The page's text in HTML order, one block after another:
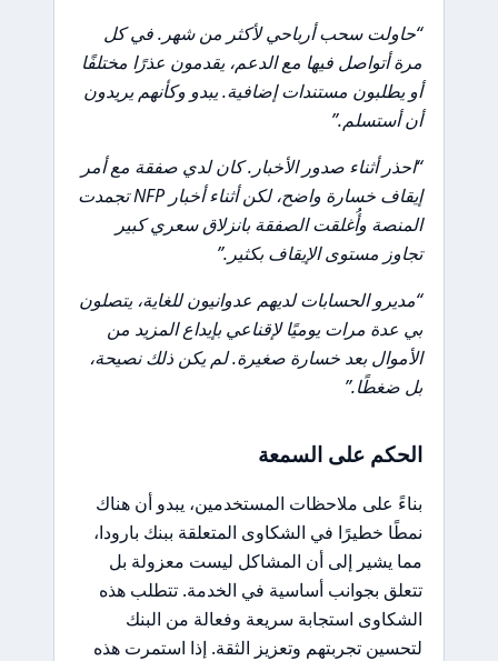
“حاولت سحب أرباحي لأكثر من شهر. في كل
مرة أتواصل فيها مع الدعم، يقدمون عذرًا مختلفًا
أو يطلبون مستندات إضافية. يبدو وكأنهم يريدون
أن أستسلم.”
“احذر أثناء صدور الأخبار. كان لدي صفقة مع أمر
إيقاف خسارة واضح، لكن أثناء أخبار NFP تجمدت
المنصة وأُغلقت الصفقة بانزلاق سعري كبير
تجاوز مستوى الإيقاف بكثير.”
“مديرو الحسابات لديهم عدوانيون للغاية، يتصلون
بي عدة مرات يوميًا لإقناعي بإيداع المزيد من
الأموال بعد خسارة صغيرة. لم يكن ذلك نصيحة،
بل ضغطًا.”
الحكم على السمعة
بناءً على ملاحظات المستخدمين، يبدو أن هناك
نمطًا خطيرًا في الشكاوى المتعلقة ببنك بارودا،
مما يشير إلى أن المشاكل ليست معزولة بل
تتعلق بجوانب أساسية في الخدمة. تتطلب هذه
الشكاوى استجابة سريعة وفعالة من البنك
لتحسين تجربتهم وتعزيز الثقة. إذا استمرت هذه